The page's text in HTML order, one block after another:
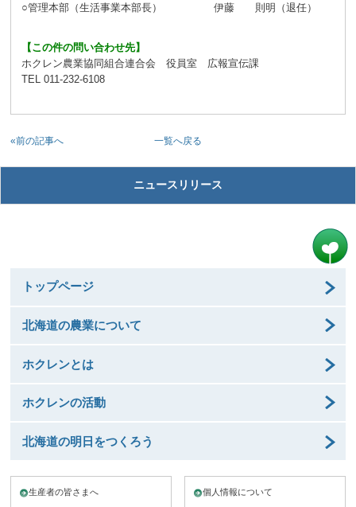
○管理本部（生活事業本部長）
伊藤 則明（退任）
【この件の問い合わせ先】
ホクレン農業協同組合連合会 役員室 広報宣伝課
TEL 011-232-6108
一覧へ戻る
«前の記事へ
ニュースリリース
トップページ
北海道の農業について
ホクレンとは
ホクレンの活動
北海道の明日をつくろう
生産者の皆さまへ 個人情報について